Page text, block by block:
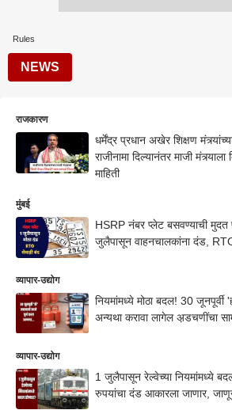
Rules
NEWS
राजकारण
धर्मेंद्र प्रधान अखेर शिक्षण
राजीनामा दिल्यानंतर माजी
माहिती
मुंबई
HSRP नंबर प्लेट बसवण्याची
जुलैपासून वाहनचालकांना दंड,
व्यापार-उद्योग
नियमांमध्ये मोठा बदल! 30 जूनपूर्वी
अन्यथा करावा लागेल अ़डचणींचा
व्यापार-उद्योग
1 जुलैपासून रेल्वेच्या नियमांमध्ये
रुपयांचा दंड आकारला जाणार,